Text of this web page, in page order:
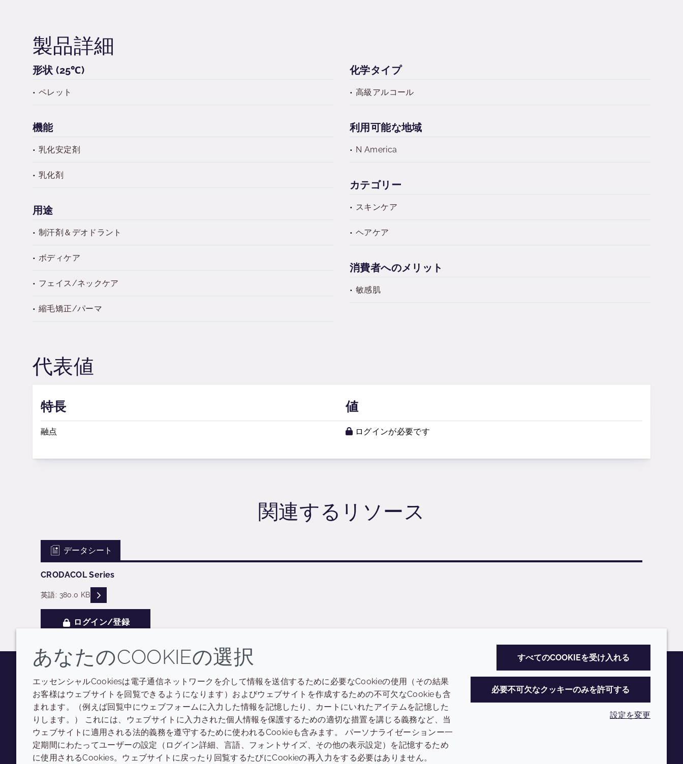
製品詳細
形状 (25℃)
ペレット
化学タイプ
高級アルコール
機能
乳化安定剤
乳化剤
利用可能な地域
N America
カテゴリー
スキンケア
ヘアケア
用途
制汗剤＆デオドラント
ボディケア
フェイス/ネックケア
縮毛矯正/パーマ
消費者へのメリット
敏感肌
代表値
特長 値
融点 ログインが必要です
関連するリソース
データシート
CRODACOL Series
英語: 380.0 KB READ DESCRIPTIONS
ログイン/登録
YoutubeInstagramLinkedInTiktok
会社
Annual Report
Sustainability Report
Croda.com
LEGAL
利用規約
プライバシーポリシー
アクセシビリティ
クッキーポリシー
あなたのCOOKIEの選択
エッセンシャルCookiesは電子通信ネットワークを介して情報を送信するために必要なCookieの使用（その結果
お客様はウェブサイトを回覧できるようになります）およびウェブサイトを作成するための不可欠なCookieも含
まれます。（例えば回覧中にウェブフォームに入力した情報を記憶したり、カートにいれたアイテムを記憶した
りします。） これには、ウェブサイトに入力された個人情報を保護するための適切な措置を講じる義務など、当
ウェブサイトに適用される法的義務を遵守するために使われるCookieも含みます。 パーソナライゼーションー一
定期間にわたってユーザーの設定（ログイン詳細、言語、フォントサイズ、その他の表示設定）を記憶するため
に使用されるCookies。ウェブサイトに戻ったり回覧するたびにCookieの再入力をする必要はありません。
すべてのCOOKIEを受け入れる
必要不可欠なクッキーのみを許可する
設定を変更